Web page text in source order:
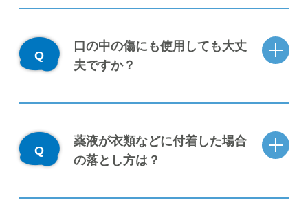
口の中の傷にも使用しても大丈
夫ですか？
薬液が衣類などに付着した場合
の落とし方は？